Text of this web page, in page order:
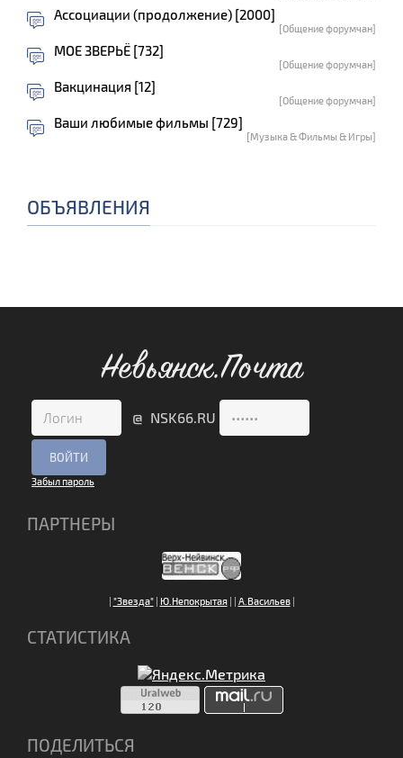
Ассоциации (продолжение) [2000]
[Общение форумчан]
МОЕ ЗВЕРЬЁ [732]
[Общение форумчан]
Вакцинация [12]
[Общение форумчан]
Ваши любимые фильмы [729]
[Музыка & Фильмы & Игры]
ОБЪЯВЛЕНИЯ
Невьянск.Почта
@ NSK66.RU
Забыл пароль
ПАРТНЕРЫ
| "Звезда"| Ю.Непокрытая| | А.Васильев|
СТАТИСТИКА
ПОДЕЛИТЬСЯ